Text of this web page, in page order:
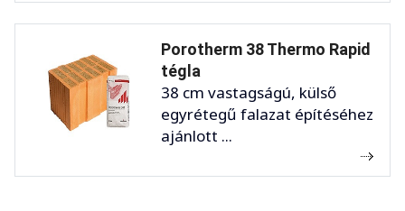
Porotherm 38 Thermo Rapid
tégla
38 cm vastagságú, külső
egyrétegű falazat építéséhez
ajánlott ...